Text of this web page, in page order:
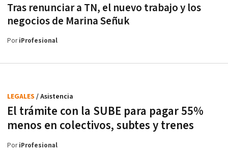
Tras renunciar a TN, el nuevo trabajo y los
negocios de Marina Señuk
PoriProfesional
El trámite con la SUBE para pagar 55%
menos en colectivos, subtes y trenes
LEGALES / Asistencia
PoriProfesional